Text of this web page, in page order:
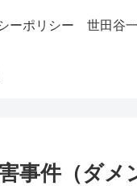
ーポリシー 世田谷
事件（ダメ